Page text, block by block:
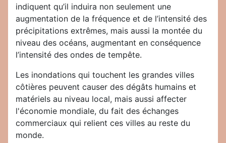
indiquent qu’il induira non seulement une
augmentation de la fréquence et de l’intensité des
précipitations extrêmes, mais aussi la montée du
niveau des océans, augmentant en conséquence
l’intensité des ondes de tempête.
Les inondations qui touchent les grandes villes
côtières peuvent causer des dégâts humains et
matériels au niveau local, mais aussi affecter
l'économie mondiale, du fait des échanges
commerciaux qui relient ces villes au reste du
monde.